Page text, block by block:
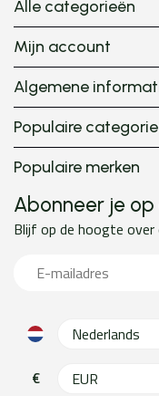
Alle categorieën
Mijn account
Algemene
Populaire
Populaire merken
Abonneer je
Blijf op de hoogte
€